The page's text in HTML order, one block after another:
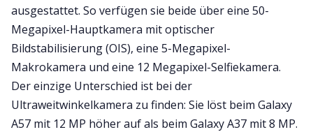
ausgestattet. So verfügen sie beide über eine 50-
Megapixel-Hauptkamera mit optischer
Bildstabilisierung (OIS), eine 5-Megapixel-
Makrokamera und eine 12 Megapixel-Selfiekamera.
Der einzige Unterschied ist bei der
Ultraweitwinkelkamera zu finden: Sie löst beim Galaxy
A57 mit 12 MP höher auf als beim Galaxy A37 mit 8 MP.